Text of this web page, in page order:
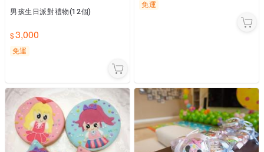
男孩生日派對禮物(12個)
3,000
免運
免運